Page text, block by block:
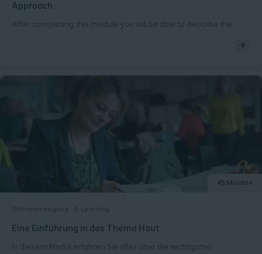
Approach
After completing this module you will be able to describe the
Stomaversorgung E-Learning
45 Minuten
Eine Einführung in das Thema Haut
In diesem Modul erfahren Sie alles über die wichtigsten